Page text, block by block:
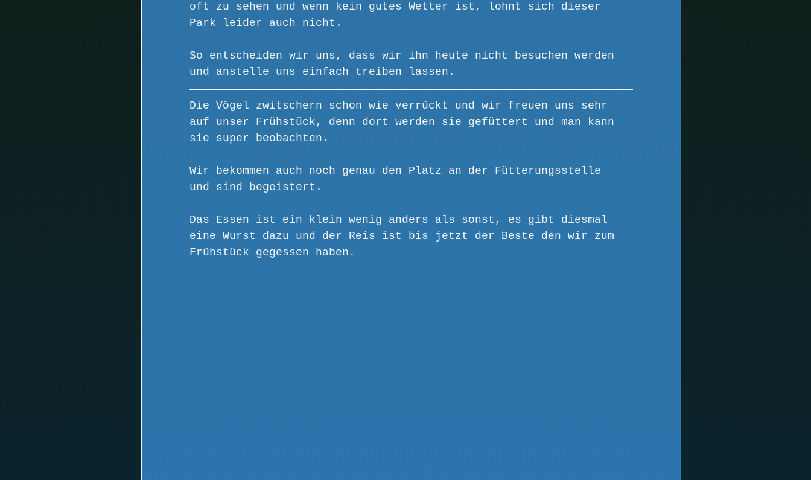
oft zu sehen und wenn kein gutes Wetter ist, lohnt sich dieser
Park leider auch nicht.
So entscheiden wir uns, dass wir ihn heute nicht besuchen werden
und anstelle uns einfach treiben lassen.
Die Vögel zwitschern schon wie verrückt und wir freuen uns sehr
auf unser Frühstück, denn dort werden sie gefüttert und man kann
sie super beobachten.
Wir bekommen auch noch genau den Platz an der Fütterungsstelle
und sind begeistert.
Das Essen ist ein klein wenig anders als sonst, es gibt diesmal
eine Wurst dazu und der Reis ist bis jetzt der Beste den wir zum
Frühstück gegessen haben.